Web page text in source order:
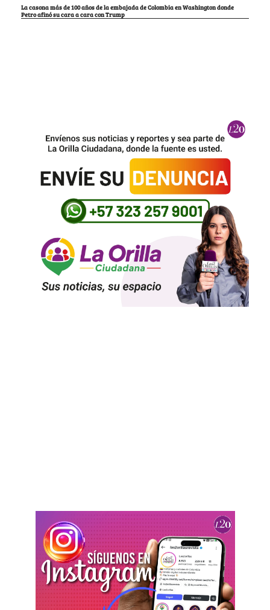
La casona más de 100 años de la embajada de Colombia en Washington donde
Petro afinó su cara a cara con Trump